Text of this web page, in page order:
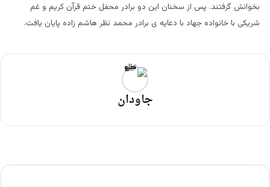
بخوانش گرفتند. پس از سخنان این دو برادر محفل ختم قرآن کریم و غم
شریکی با خانواده جهاد با دعایه ی برادر محمد نظر هاشم زاده پایان یافت.
جاودان